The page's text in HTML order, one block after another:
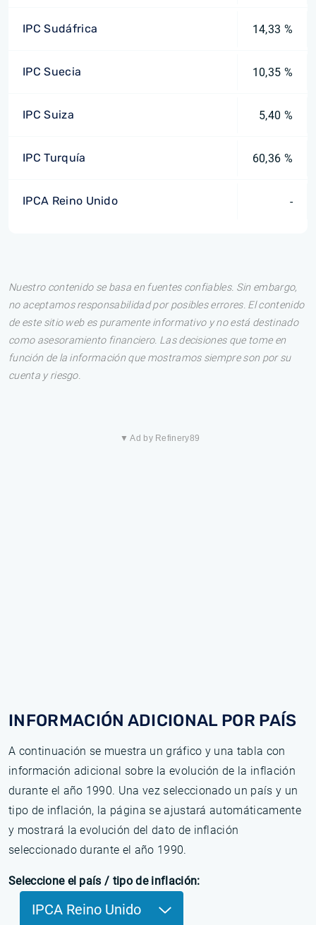
IPC Sudáfrica 14,33 %
IPC Suecia 10,35 %
IPC Suiza 5,40 %
IPC Turquía 60,36 %
IPCA Reino Unido -
Nuestro contenido se basa en fuentes confiables. Sin embargo,
no aceptamos responsabilidad por posibles errores. El contenido
de este sitio web es puramente informativo y no está destinado
como asesoramiento financiero. Las decisiones que tome en
función de la información que mostramos siempre son por su
cuenta y riesgo.
▼ Ad by Refinery89
INFORMACIÓN ADICIONAL POR PAÍS
A continuación se muestra un gráfico y una tabla con
información adicional sobre la evolución de la inflación
durante el año 1990. Una vez seleccionado un país y un
tipo de inflación, la página se ajustará automáticamente
y mostrará la evolución del dato de inflación
seleccionado durante el año 1990.
Seleccione el país / tipo de inflación:
IPCA Reino Unido